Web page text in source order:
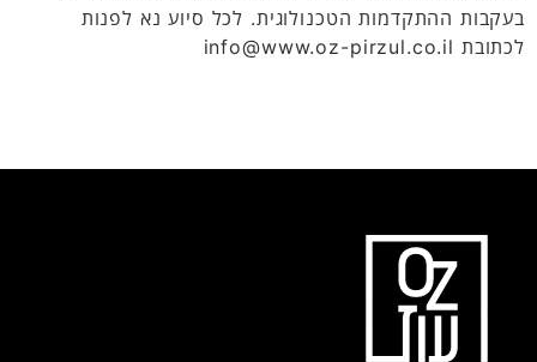
בעקבות ההתקדמות הטכנולוגית. לכל סיוע נא לפנות
לכתובת info@www.oz-pirzul.co.il